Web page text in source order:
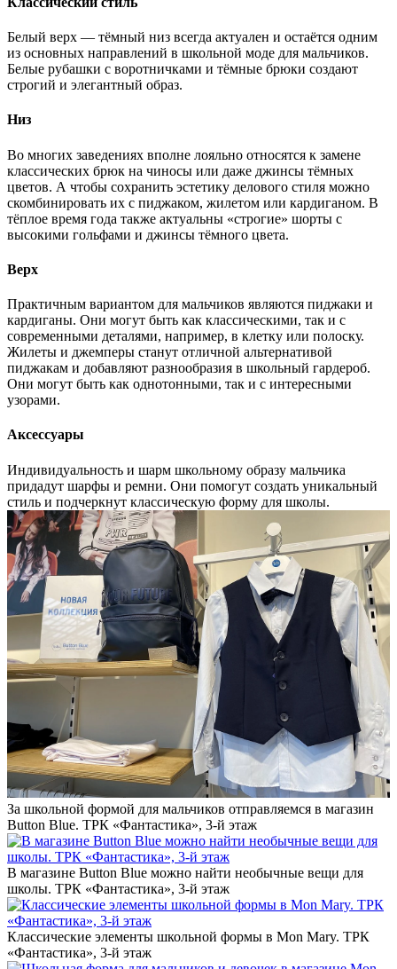
Белый верх — тёмный низ всегда актуален и остаётся одним
из основных направлений в школьной моде для мальчиков.
Белые рубашки с воротничками и тёмные брюки создают
строгий и элегантный образ.
Низ
Во многих заведениях вполне лояльно относятся к замене
классических брюк на чиносы или даже джинсы тёмных
цветов. А чтобы сохранить эстетику делового стиля можно
скомбинировать их с пиджаком, жилетом или кардиганом. В
тёплое время года также актуальны «строгие» шорты с
высокими гольфами и джинсы тёмного цвета.
Верх
Практичным вариантом для мальчиков являются пиджаки и
кардиганы. Они могут быть как классическими, так и с
современными деталями, например, в клетку или полоску.
Жилеты и джемперы станут отличной альтернативой
пиджакам и добавляют разнообразия в школьный гардероб.
Они могут быть как однотонными, так и с интересными
узорами.
Аксессуары
Индивидуальность и шарм школьному образу мальчика
придадут шарфы и ремни. Они помогут создать уникальный
стиль и подчеркнут классическую форму для школы.
За школьной формой для мальчиков отправляемся в магазин
Button Blue. ТРК «Фантастика», 3-й этаж
В магазине Button Blue можно найти необычные вещи для
школы. ТРК «Фантастика», 3-й этаж
Классические элементы школьной формы в Mon Mary. ТРК
«Фантастика», 3-й этаж